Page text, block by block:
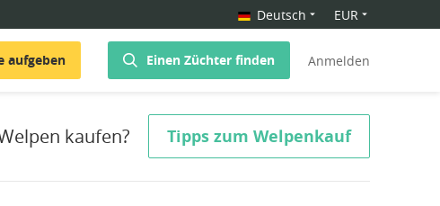
Deutsch EUR
aufgeben Einen Züchter finden Anmelden
kaufen? Tipps zum Welpenkauf